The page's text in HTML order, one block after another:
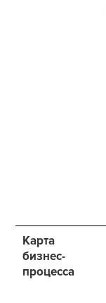
Карта
бизнес-
процесса